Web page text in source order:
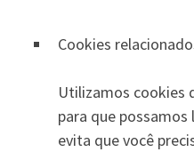
Cookies
Utilizamos cookies
para que
evita que você